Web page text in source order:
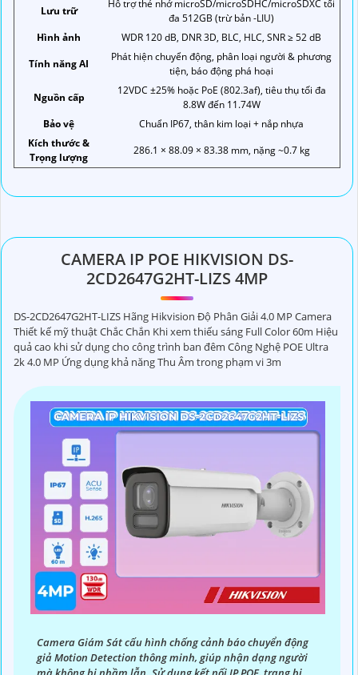
Lưu trữ
Hỗ trợ thẻ nhớ microSD/microSDHC/microSDXC tối
đa 512GB (trừ bản -LIU)
Hình ảnh
WDR 120 dB, DNR 3D, BLC, HLC, SNR ≥ 52 dB
Tính năng AI
Phát hiện chuyển động, phân loại người & phương
tiện, báo động phá hoại
Nguồn cấp
12VDC ±25% hoặc PoE (802.3af), tiêu thụ tối đa
8.8W đến 11.74W
Bảo vệ
Chuẩn IP67, thân kim loại + nắp nhựa
Kích thước &
Trọng lượng
286.1 × 88.09 × 83.38 mm, nặng ~0.7 kg
CAMERA IP POE HIKVISION DS-
2CD2647G2HT-LIZS 4MP
DS-2CD2647G2HT-LIZS Hãng Hikvision Độ Phân Giải 4.0 MP Camera
Thiết kế mỹ thuật Chắc Chắn Khi xem thiếu sáng Full Color 60m Hiệu
quả cao khi sử dụng cho công trình ban đêm Công Nghệ POE Ultra
2k 4.0 MP Ứng dụng khả năng Thu Âm trong phạm vi 3m
Camera Giám Sát cấu hình chống cảnh báo chuyển động
giả Motion Detection thông minh, giúp nhận dạng người